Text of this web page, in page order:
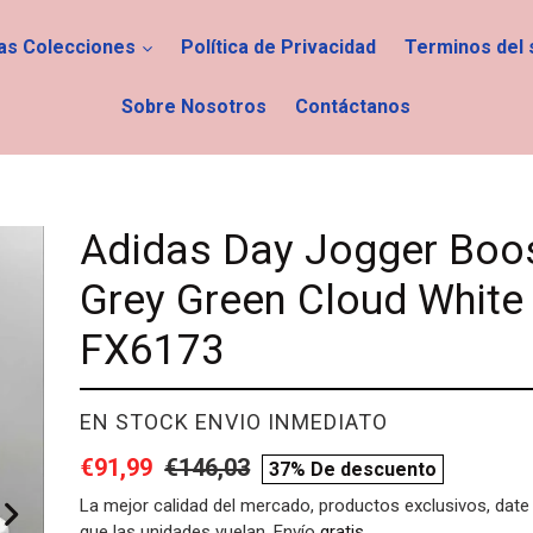
Colecciones Política de Privacidad Terminos del
Sobre Nosotros Contáctanos
Adidas Day Jogger
Grey Green Cloud White
FX6173
PROVEEDOR
EN STOCK ENVIO INMEDIATO
Precio
de
€91,99 Precio
habitual
€146,03
compare
price
37% De descuento
La mejor calidad del mercado, productos exclusivos,